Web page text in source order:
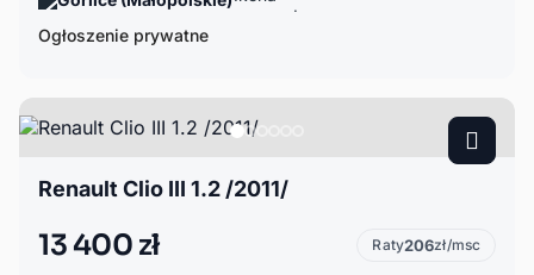
Ogłoszenie prywatne
Renault Clio III 1.2 /2011/
13 400 zł Raty206zł/msc